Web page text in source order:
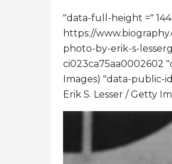
"data-full-height ="
https://
photo-by-erik-s-
ci023ca75aa0002602
Images) "data-public-
Erik S. Lesser / Getty